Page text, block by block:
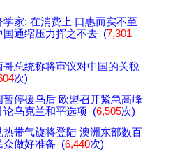
学家: 在消费上 口惠而实不至
国通缩压力挥之不去 (7,301
哥总统称将审议对中国的关税
次)
暂停援乌后 欧盟召开紧急高峰
论乌克兰和平选项 (6,505次)
热带气旋将登陆 澳洲东部数百
众做好准备 (6,440次)